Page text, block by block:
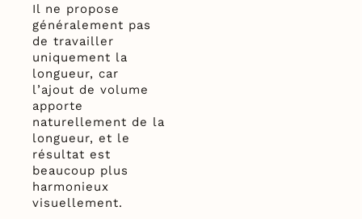
Il ne propose
généralement pas
de travailler
uniquement la
longueur, car
l’ajout de volume
apporte
naturellement de la
longueur, et le
résultat est
beaucoup plus
harmonieux
visuellement.